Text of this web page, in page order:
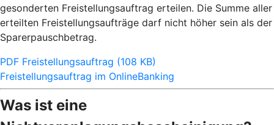
gesonderten Freistellungsauftrag erteilen. Die Summe aller
erteilten Freistellungsaufträge darf nicht höher sein als der
Sparerpauschbetrag.
PDF Freistellungsauftrag (108 KB)
Freistellungsauftrag im OnlineBanking
Was ist eine